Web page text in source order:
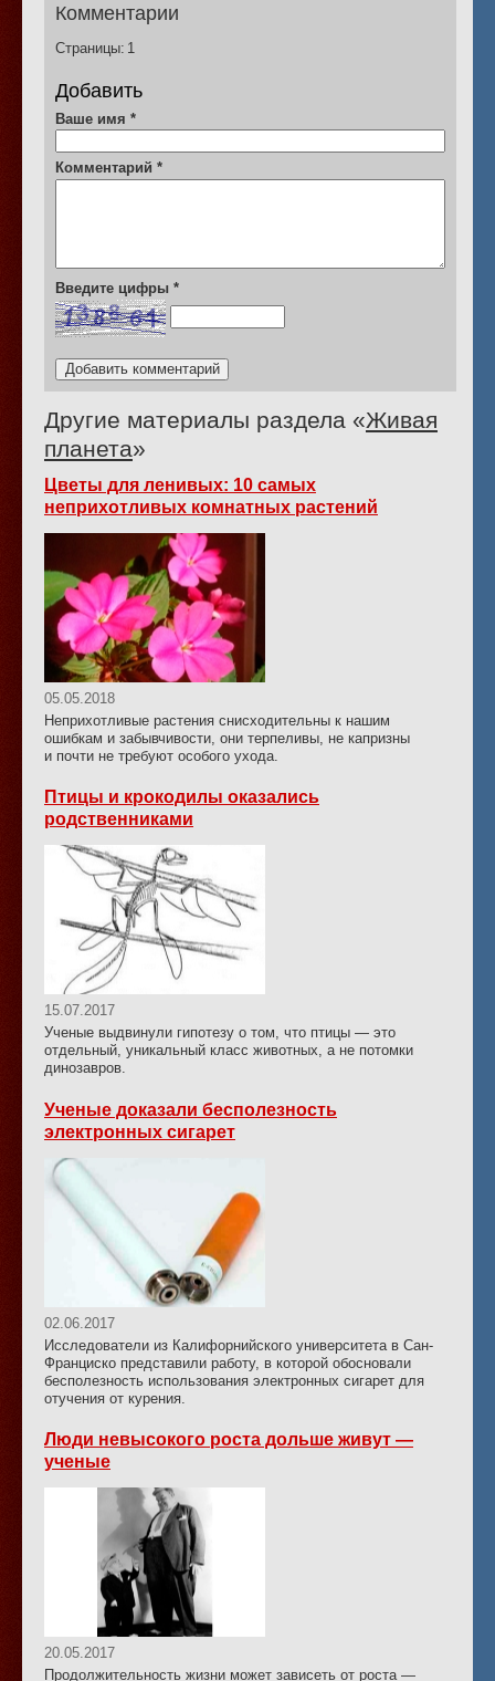
Комментарии
Страницы: 1
Добавить
Ваше имя *
Комментарий *
Введите цифры *
Другие материалы раздела «Живая
планета»
Цветы для ленивых: 10 самых
неприхотливых комнатных растений
05.05.2018
Неприхотливые растения снисходительны к нашим
ошибкам и забывчивости, они терпеливы, не капризны
и почти не требуют особого ухода.
Птицы и крокодилы оказались
родственниками
15.07.2017
Ученые выдвинули гипотезу о том, что птицы — это
отдельный, уникальный класс животных, а не потомки
динозавров.
Ученые доказали бесполезность
электронных сигарет
02.06.2017
Исследователи из Калифорнийского университета в Сан-
Франциско представили работу, в которой обосновали
бесполезность использования электронных сигарет для
отучения от курения.
Люди невысокого роста дольше живут —
ученые
20.05.2017
Продолжительность жизни может зависеть от роста —